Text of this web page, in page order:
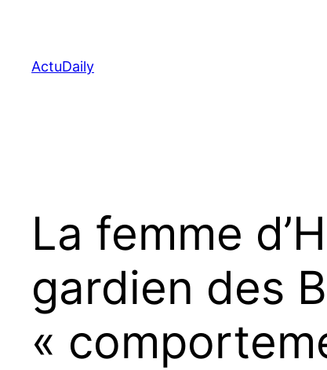
contenu
ActuDaily
La femme
gardien des
«